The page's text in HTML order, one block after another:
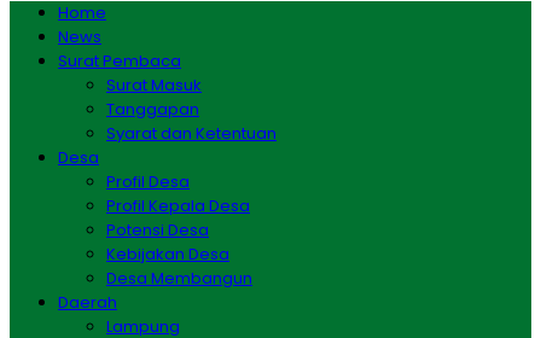
Home
News
Surat Pembaca
Surat Masuk
Tanggapan
Syarat dan Ketentuan
Desa
Profil Desa
Profil Kepala Desa
Potensi Desa
Kebijakan Desa
Desa Membangun
Daerah
Lampung